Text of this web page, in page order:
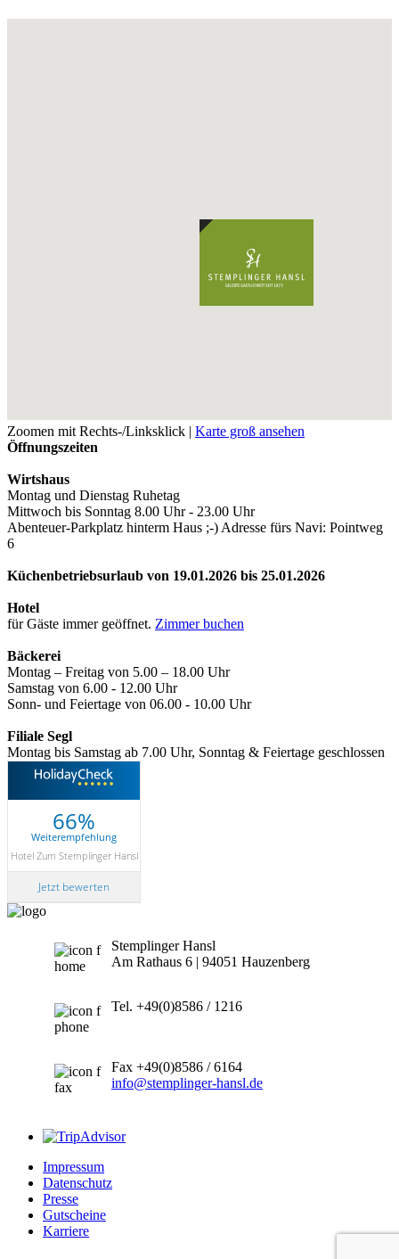
Zoomen mit Rechts-/Linksklick | Karte groß ansehen
Öffnungszeiten
Wirtshaus
Montag und Dienstag Ruhetag
Mittwoch bis Sonntag 8.00 Uhr - 23.00 Uhr
Abenteuer-Parkplatz hinterm Haus ;-) Adresse fürs Navi: Pointweg
6
Küchenbetriebsurlaub von 19.01.2026 bis 25.01.2026
Hotel
für Gäste immer geöffnet. Zimmer buchen
Bäckerei
Montag – Freitag von 5.00 – 18.00 Uhr
Samstag von 6.00 - 12.00 Uhr
Sonn- und Feiertage von 06.00 - 10.00 Uhr
Filiale Segl
Montag bis Samstag ab 7.00 Uhr, Sonntag & Feiertage geschlossen
66%
Weiterempfehlung
Hotel Zum Stemplinger Hansl
Jetzt bewerten
Stemplinger Hansl
Am Rathaus 6 | 94051 Hauzenberg
Tel. +49(0)8586 / 1216
Fax +49(0)8586 / 6164
info@stemplinger-hansl.de
Impressum
Datenschutz
Presse
Gutscheine
Karriere